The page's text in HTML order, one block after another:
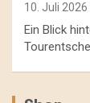
10. Juli 2026
Ein Blick